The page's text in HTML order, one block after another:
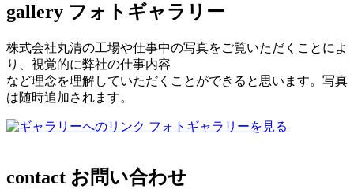
gallery フォトギャラリー
株式会社丸清の工場や仕事中の写真をご覧いただくことによ
り、視覚的に弊社の仕事内容
など理念を理解していただくことができると思います。写真
は随時追加されます。
フォトギャラリーを見る
contact お問い合わせ